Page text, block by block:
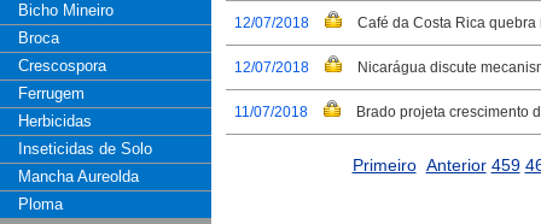
Bicho Mineiro
Broca
Crescospora
Ferrugem
Herbicidas
Inseticidas de Solo
Mancha Aureolda
Ploma
12/07/2018 Café da Costa Rica
12/07/2018 Nicarágua discute
11/07/2018 Brado projeta crescimento
Primeiro Anterior 459